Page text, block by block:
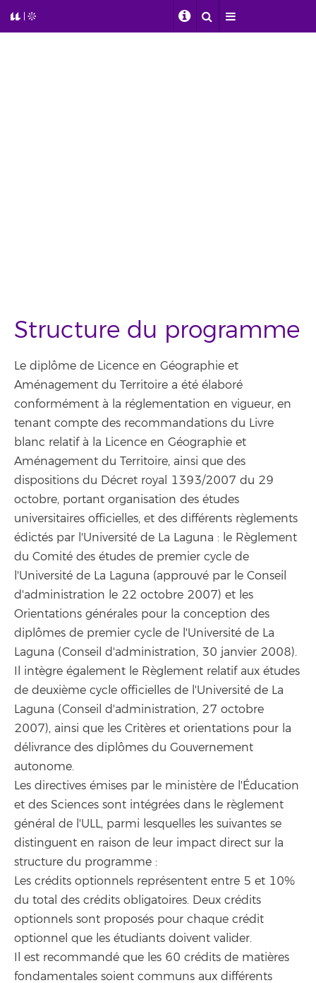
Structure du programme
Le diplôme de Licence en Géographie et
Aménagement du Territoire a été élaboré
conformément à la réglementation en vigueur, en
tenant compte des recommandations du Livre
blanc relatif à la Licence en Géographie et
Aménagement du Territoire, ainsi que des
dispositions du Décret royal 1393/2007 du 29
octobre, portant organisation des études
universitaires officielles, et des différents règlements
édictés par l'Université de La Laguna : le Règlement
du Comité des études de premier cycle de
l'Université de La Laguna (approuvé par le Conseil
d'administration le 22 octobre 2007) et les
Orientations générales pour la conception des
diplômes de premier cycle de l'Université de La
Laguna (Conseil d'administration, 30 janvier 2008).
Il intègre également le Règlement relatif aux études
de deuxième cycle officielles de l'Université de La
Laguna (Conseil d'administration, 27 octobre
2007), ainsi que les Critères et orientations pour la
délivrance des diplômes du Gouvernement
autonome.
Les directives émises par le ministère de l'Éducation
et des Sciences sont intégrées dans le règlement
général de l'ULL, parmi lesquelles les suivantes se
distinguent en raison de leur impact direct sur la
structure du programme :
Les crédits optionnels représentent entre 5 et 10%
du total des crédits obligatoires. Deux crédits
optionnels sont proposés pour chaque crédit
optionnel que les étudiants doivent valider.
Il est recommandé que les 60 crédits de matières
fondamentales soient communs aux différents